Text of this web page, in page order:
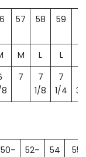
57 58 59
M L L
7
7
1/8
7
1/4
50–
52–
54 55